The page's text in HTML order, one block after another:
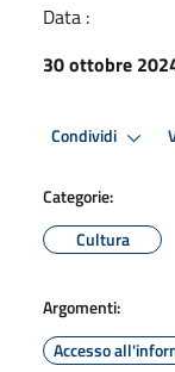
Data :
30 ottobre
Condividi
Categorie:
Cultura
Argomenti:
Accesso